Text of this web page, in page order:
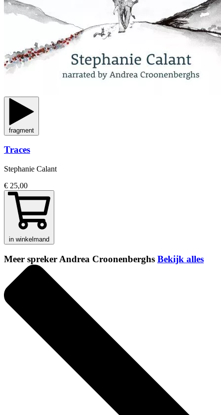
fragment
Traces
Stephanie Calant
€ 25,00
in winkelmand
Meer spreker Andrea Croonenberghs Bekijk alles